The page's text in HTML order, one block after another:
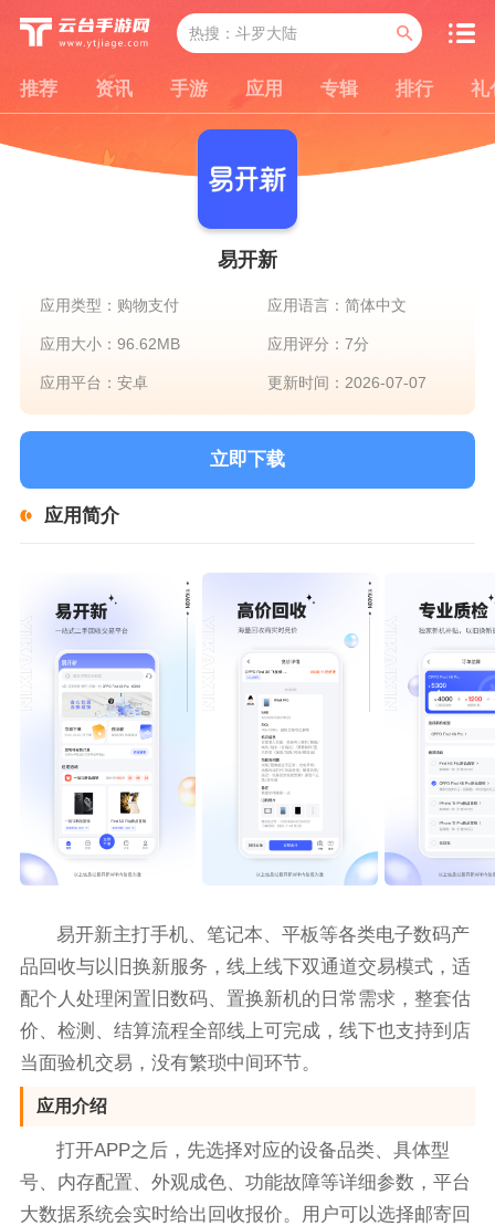
推荐 资讯 手游 应用 专辑 排行 礼
易开新
应用类型：购物支付 应用语言：简体中文
应用大小：96.62MB 应用评分：7分
应用平台：安卓 更新时间：2026-07-07
立即下载
应用简介
易开新主打手机、笔记本、平板等各类电子数码产
品回收与以旧换新服务，线上线下双通道交易模式，适
配个人处理闲置旧数码、置换新机的日常需求，整套估
价、检测、结算流程全部线上可完成，线下也支持到店
当面验机交易，没有繁琐中间环节。
应用介绍
打开APP之后，先选择对应的设备品类、具体型
号、内存配置、外观成色、功能故障等详细参数，平台
大数据系统会实时给出回收报价。用户可以选择邮寄回